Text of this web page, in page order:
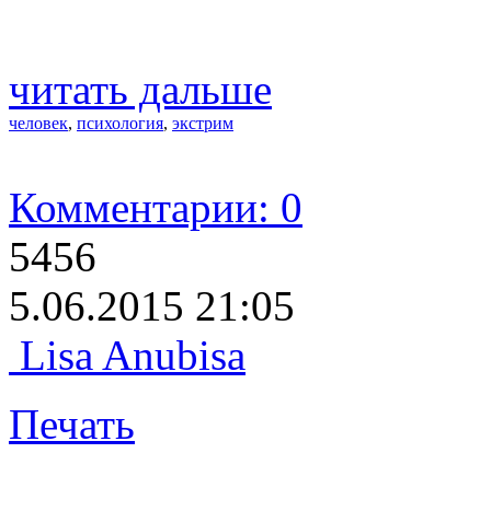
читать дальше
человек, психология, экстрим
Комментарии: 0
5456
5.06.2015 21:05
Lisa Anubisa
Печать